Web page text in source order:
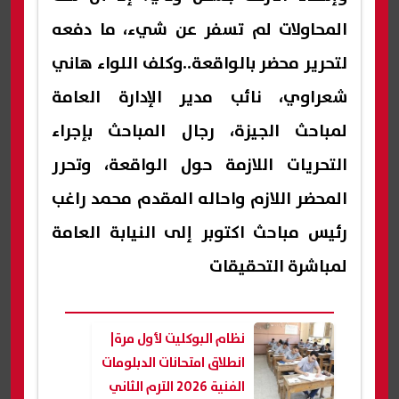
المحاولات لم تسفر عن شيء، ما دفعه
لتحرير محضر بالواقعة..وكلف اللواء هاني
شعراوي، نائب مدير الإدارة العامة
لمباحث الجيزة، رجال المباحث بإجراء
التحريات اللازمة حول الواقعة، وتحرر
المحضر اللازم واحاله المقدم محمد راغب
رئيس مباحث اكتوبر إلى النيابة العامة
لمباشرة التحقيقات
نظام البوكليت لأول مرة|
انطلاق امتحانات الدبلومات
الفنية 2026 الترم الثاني